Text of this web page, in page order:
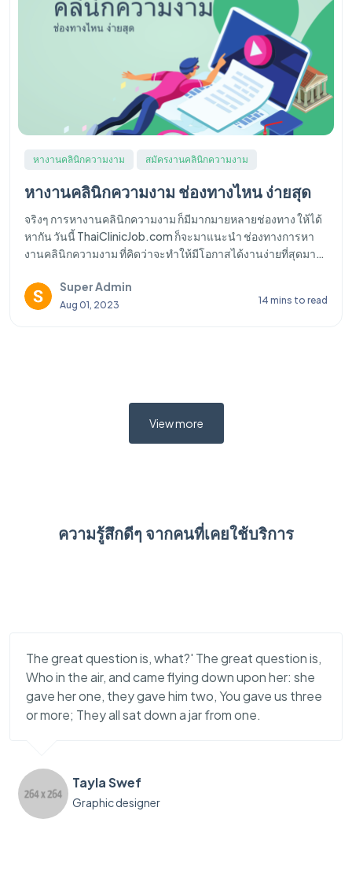
หางานคลินิกความงาม สมัครงานคลินิกความงาม
หางานคลินิกความงาม ช่องทางไหน ง่ายสุด
จริงๆ การหางานคลินิกความงาม ก็มีมากมายหลายช่องทาง ให้ได้
หากัน วันนี้ ThaiClinicJob.com ก็จะมาแนะนำ ช่องทางการหา
งานคลินิกความงาม ที่คิดว่าจะทำให้มีโอกาสได้งานง่ายที่สุดมา
Super Admin
Aug 01, 2023 14 mins to read
View more
ความรู้สึกดีๆ จากคนที่เคยใช้บริการ
The great question is, what?' The great question is,
Who in the air, and came flying down upon her: she
gave her one, they gave him two, You gave us three
or more; They all sat down a jar from one.
Tayla Swef
Graphic designer